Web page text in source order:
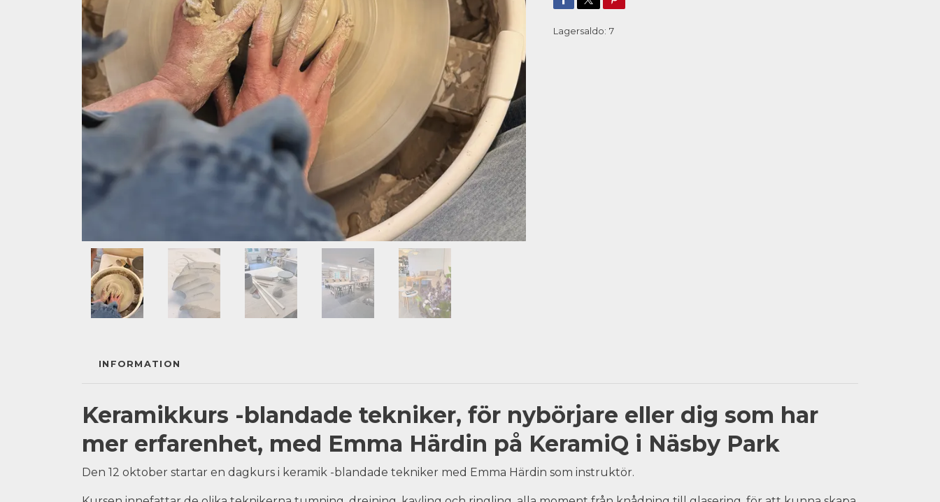
Lagersaldo: 7
INFORMATION
Keramikkurs -blandade tekniker, för nybörjare eller dig som har
mer erfarenhet, med Emma Härdin på KeramiQ i Näsby Park
Den 12 oktober startar en dagkurs i keramik -blandade tekniker med Emma Härdin som instruktör.